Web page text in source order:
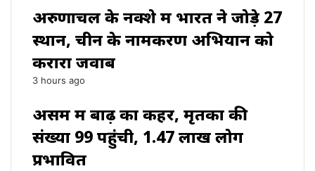
अरुणाचल के नक्शे में भारत ने जोड़े 27
स्थान, चीन के नामकरण अभियान को
करारा जवाब
3 hours ago
असम में बाढ़ का कहर, मृतकों की
संख्या 99 पहुंची, 1.47 लाख लोग
प्रभावित